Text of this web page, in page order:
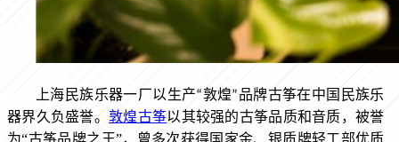
上海民族乐器一厂以生产“敦煌”品牌古筝在中国民族乐
器界久负盛誉。敦煌古筝以其较强的古筝品质和音质，被誉
为“古筝品牌之王”，